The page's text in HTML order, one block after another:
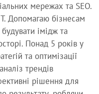
мережах та SEO.
Допомагаю бізнесам
імідж та
Понад 5 років у
та оптимізації
трендів
рішення для